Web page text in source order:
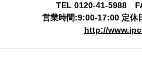
TEL 0120-41-5988
営業時間:9:00-17:00 定休
http://